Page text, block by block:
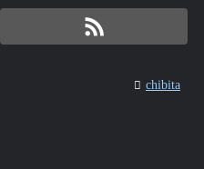
chibita